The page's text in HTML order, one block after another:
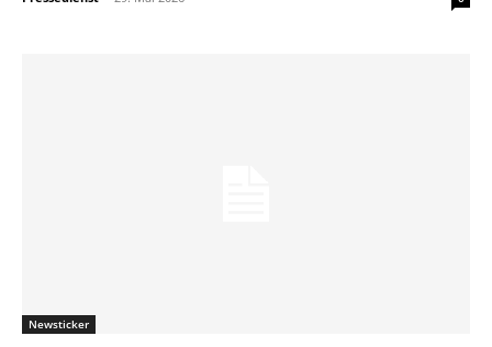
Newsticker